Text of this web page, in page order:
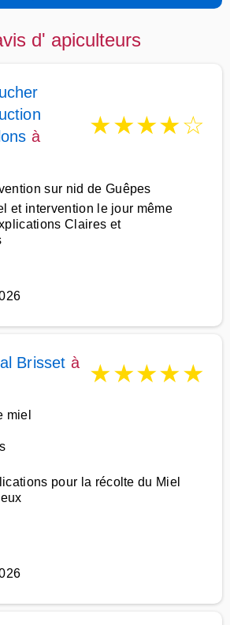
d' apiculteurs
à
★★★★☆
sur nid de Guêpes
et intervention le jour même
Claires et
Brisset à
★★★★★
miel
pour la récolte du Miel